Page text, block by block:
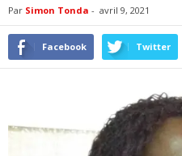
Par Simon Tonda - avril 9, 2021
Facebook Twitter